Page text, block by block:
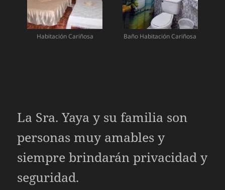
Habitación Cariñosa Baño Habitación Cariñosa
La Sra. Yaya y su familia son
personas muy amables y
siempre brindarán privacidad y
seguridad.